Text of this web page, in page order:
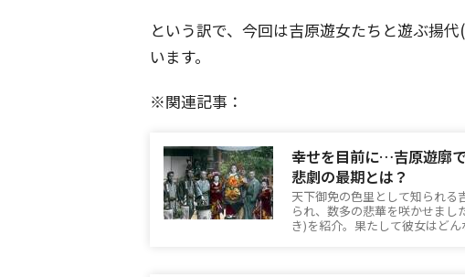
という訳で、今回は吉原遊女たちと遊ぶ揚
います。
※関連記事：
幸せを目前に…吉原遊廓
悲劇の最期とは？
天下御免の色里として知られる
られ、数多の悲華を咲かせまし
き)を紹介。果たして彼女はど